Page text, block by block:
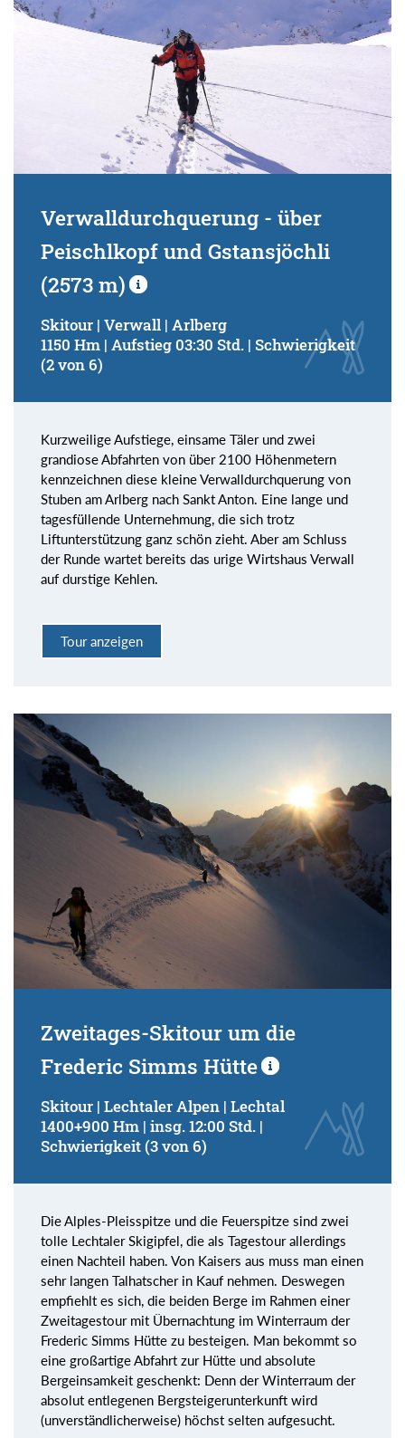
Verwalldurchquerung - über
Peischlkopf und Gstansjöchli
(2573 m)
Skitour | Verwall | Arlberg
1150 Hm | Aufstieg 03:30 Std. | Schwierigkeit
(2 von 6)
Kurzweilige Aufstiege, einsame Täler und zwei
grandiose Abfahrten von über 2100 Höhenmetern
kennzeichnen diese kleine Verwalldurchquerung von
Stuben am Arlberg nach Sankt Anton. Eine lange und
tagesfüllende Unternehmung, die sich trotz
Liftunterstützung ganz schön zieht. Aber am Schluss
der Runde wartet bereits das urige Wirtshaus Verwall
auf durstige Kehlen.
Tour anzeigen
Zweitages-Skitour um die
Frederic Simms Hütte
Skitour | Lechtaler Alpen | Lechtal
1400+900 Hm | insg. 12:00 Std. |
Schwierigkeit (3 von 6)
Die Alples-Pleisspitze und die Feuerspitze sind zwei
tolle Lechtaler Skigipfel, die als Tagestour allerdings
einen Nachteil haben. Von Kaisers aus muss man einen
sehr langen Talhatscher in Kauf nehmen. Deswegen
empfiehlt es sich, die beiden Berge im Rahmen einer
Zweitagestour mit Übernachtung im Winterraum der
Frederic Simms Hütte zu besteigen. Man bekommt so
eine großartige Abfahrt zur Hütte und absolute
Bergeinsamkeit geschenkt: Denn der Winterraum der
absolut entlegenen Bergsteigerunterkunft wird
(unverständlicherweise) höchst selten aufgesucht.